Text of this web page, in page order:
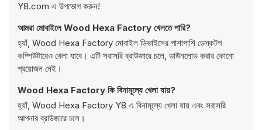
Y8.com এ উপভোগ করুন!
আমরা মোবাইলে Wood Hexa Factory খেলতে পারি?
হ্যাঁ, Wood Hexa Factory মোবাইল ডিভাইসের পাশাপাশি ডেস্কটপ
কম্পিউটারেও খেলা যাবে। এটি সরাসরি ব্রাউজারে চলে, ডাউনলোড করার কোনো
প্রয়োজন নেই।
Wood Hexa Factory কি বিনামূল্যে খেলা যায়?
হ্যাঁ, Wood Hexa Factory Y8 এ বিনামূল্যে খেলা যায় এবং সরাসরি
আপনার ব্রাউজারে চলে।